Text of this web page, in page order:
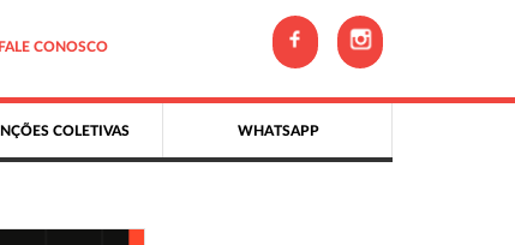
FALE CONOSCO
COLETIVAS WHATSAPP